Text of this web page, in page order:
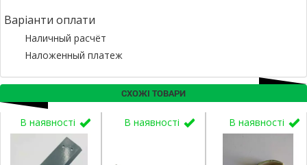
Варіанти оплати
Наличный расчёт
Наложенный платеж
СХОЖІ ТОВАРИ
В наявності В наявності В наявності